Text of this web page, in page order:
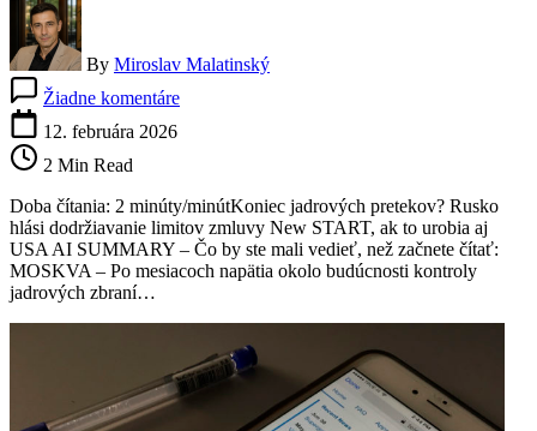
By Miroslav Malatinský
Žiadne komentáre
12. februára 2026
2 Min Read
Doba čítania: 2 minúty/minútKoniec jadrových pretekov? Rusko
hlási dodržiavanie limitov zmluvy New START, ak to urobia aj
USA AI SUMMARY – Čo by ste mali vedieť, než začnete čítať:
MOSKVA – Po mesiacoch napätia okolo budúcnosti kontroly
jadrových zbraní…